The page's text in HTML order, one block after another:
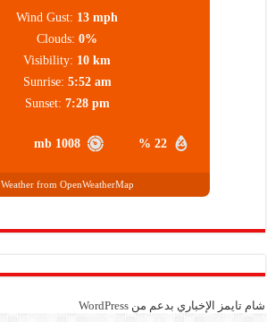
22 %
1008 mb
Wind Gust: 13 mph
Clouds: 0%
Visibility: 10 km
Sunrise: 5:52 am
Sunset: 7:28 pm
Weather from OpenWeatherMap
شام تايمز الإخباري بدعم منWordPress